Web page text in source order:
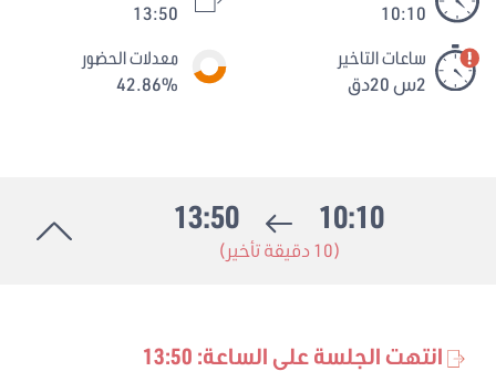
10:10
13:50
ساعات التاخير
2س 20دق
معدلات الحضور
42.86%
10:10
13:50
(10 دقيقة تأخير)
انتهت الجلسة على الساعة: 13:50